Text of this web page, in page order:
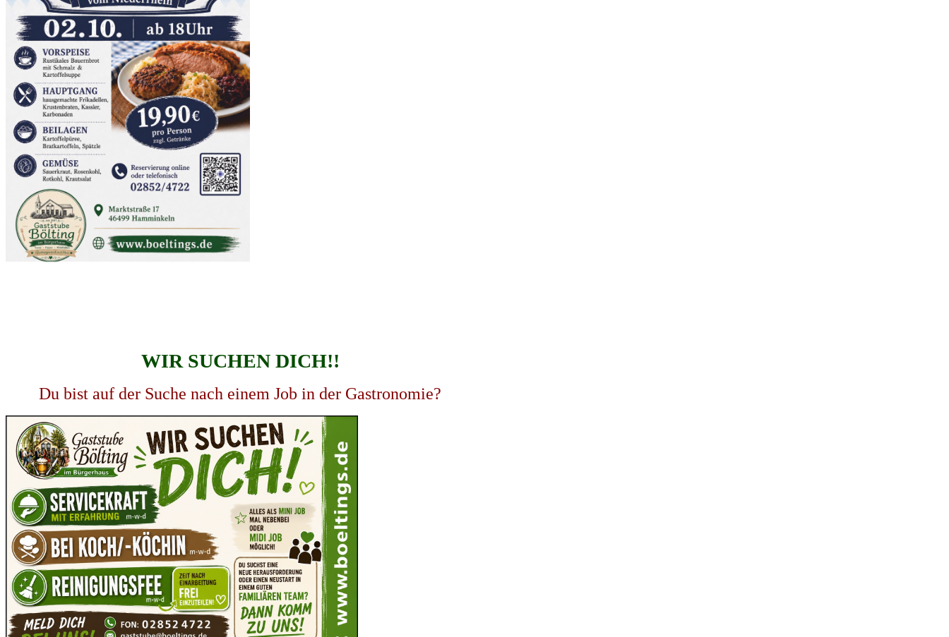
WIR SUCHEN DICH!!
Du bist auf der Suche nach einem Job in der Gastronomie?